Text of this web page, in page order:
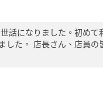
話になりました。初めて
した。 店長さん、店員の